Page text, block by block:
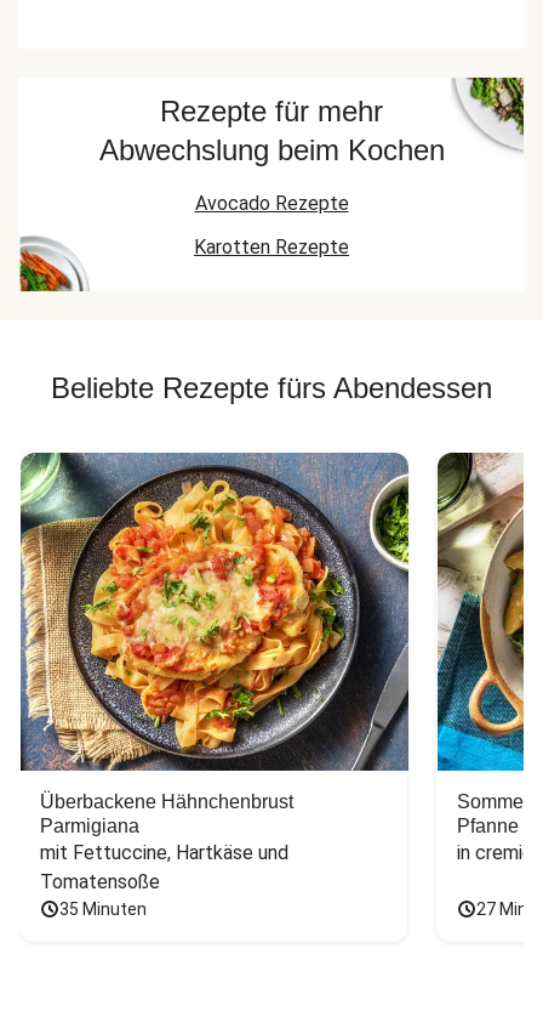
Rezepte für mehr
Abwechslung beim Kochen
Avocado Rezepte
Karotten Rezepte
Beliebte Rezepte fürs Abendessen
Überbackene Hähnchenbrust
Parmigiana
mit Fettuccine, Hartkäse und
Tomatensoße
35 Minuten
Pfanne
in
27